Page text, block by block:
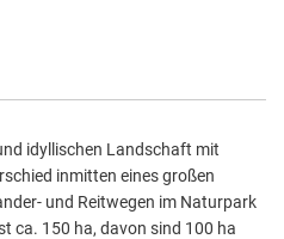
idyllischen Landschaft mit
inmitten eines großen
und Reitwegen im Naturpark
ca. 150 ha, davon sind 100 ha